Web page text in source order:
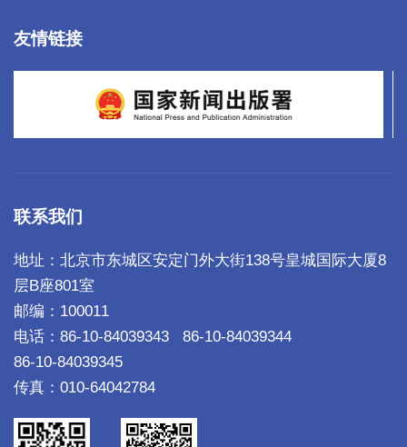
友情链接
联系我们
地址：北京市东城区安定门外大街138号皇城国际大厦8
层B座801室
邮编：100011
电话：86-10-84039343
86-10-84039344
86-10-84039345
传真：010-64042784